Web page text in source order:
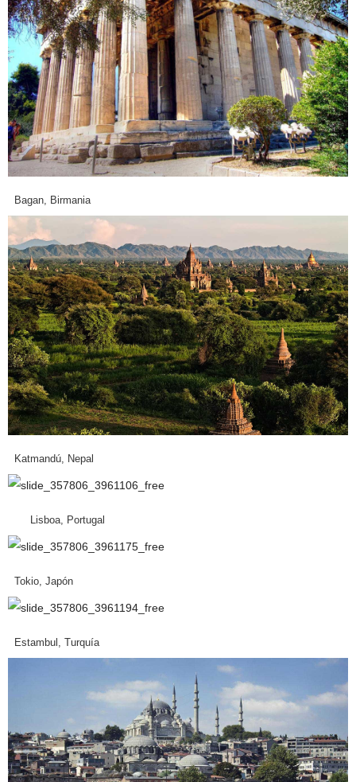
Bagan, Birmania
Katmandú, Nepal
Lisboa, Portugal
Tokio, Japón
Estambul, Turquía